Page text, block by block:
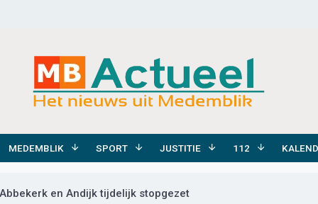
MEDEMBLIK SPORT JUSTITIE 112
en Andijk tijdelijk stopgezet